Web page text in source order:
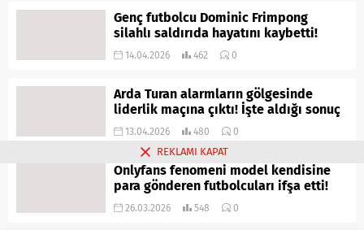
Genç futbolcu Dominic Frimpong
silahlı saldırıda hayatını kaybetti!
14.04.2026 462 0
Arda Turan alarmların gölgesinde
liderlik maçına çıktı! İşte aldığı sonuç
13.04.2026 480 0
Onlyfans fenomeni model kendisine
para gönderen futbolcuları ifşa etti!
26.03.2026 548 0
REKLAMI KAPAT